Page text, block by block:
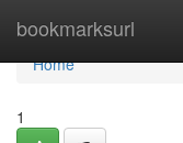
bookmarksurl
Home
Home
1